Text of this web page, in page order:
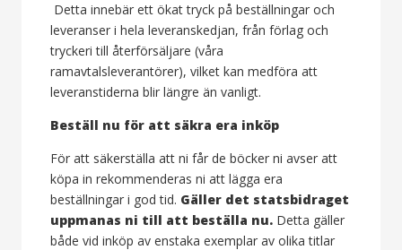
Detta innebär ett ökat tryck på beställningar och
leveranser i hela leveranskedjan, från förlag och
tryckeri till återförsäljare (våra
ramavtalsleverantörer), vilket kan medföra att
leveranstiderna blir längre än vanligt.
Beställ nu för att säkra era inköp
För att säkerställa att ni får de böcker ni avser att
köpa in rekommenderas ni att lägga era
beställningar i god tid. Gäller det statsbidraget
uppmanas ni till att beställa nu. Detta gäller
både vid inköp av enstaka exemplar av olika titlar